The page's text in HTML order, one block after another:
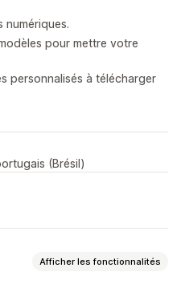
pour mettre votre
personnalisés à télécharger
(Brésil)
Afficher les fonctionnalités